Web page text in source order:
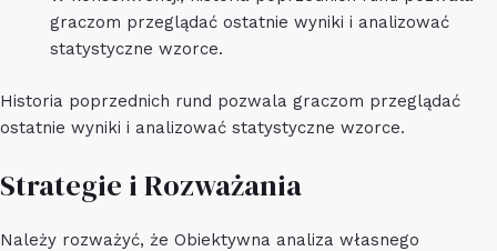
graczom przeglądać ostatnie wyniki i analizować
statystyczne wzorce.
Historia poprzednich rund pozwala graczom przeglądać
ostatnie wyniki i analizować statystyczne wzorce.
Strategie i Rozważania
Należy rozważyć, że Obiektywna analiza własnego